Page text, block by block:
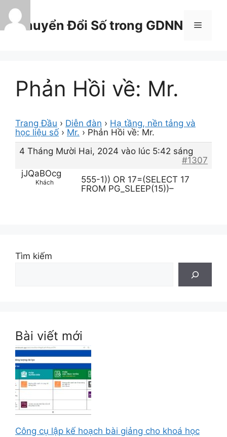
Chuyển
đến
nội
Chuyển Đổi Số trong GDNN Menu
Phản Hồi về: Mr.
Trang Đầu › Diễn đàn › Hạ tầng, nền tảng và
học liệu số › Mr. › Phản Hồi về: Mr.
4 Tháng Mười Hai, 2024 vào lúc 5:42 sáng
#1307
jJQaBOcg
Khách
555-1)) OR 17=(SELECT 17
FROM PG_SLEEP(15))–
Tìm kiếm
Bài viết mới
Công cụ lập kế hoạch bài giảng cho khoá học